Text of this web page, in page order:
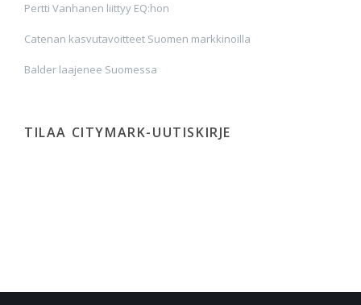
Pertti Vanhanen liittyy EQ:hon
Catenan kasvutavoitteet Suomen markkinoilla
Balder laajenee Suomessa
TILAA CITYMARK-UUTISKIRJE